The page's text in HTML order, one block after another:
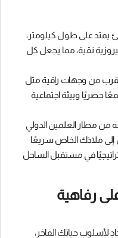
يمتد على طول كيلومتر،
نقية، مما يجعل كل
من وجهات راقية مثل
حصريًا وبيئة اجتماعية
من مطار العلمين الدولي
إلى ملاذك الخاص سريعًا
في مستقبل الساحل
رفاهية
لأسلوب حياتك الفاخر،